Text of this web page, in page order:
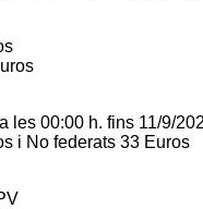
les 00:00 h. fins 11/9/
i No federats 33 Euros